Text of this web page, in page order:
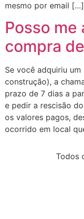
mesmo por email […]
Posso me
compra
Se você adquiriu
construção), a
prazo de 7 dias a
e pedir a rescisão
os valores pagos,
ocorrido em local
Todos